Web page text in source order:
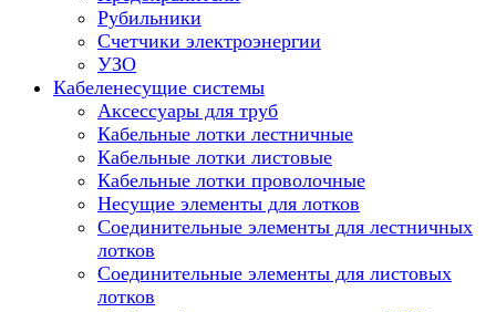
Рубильники
Счетчики электроэнергии
УЗО
Кабеленесущие системы
Аксессуары для труб
Кабельные лотки лестничные
Кабельные лотки листовые
Кабельные лотки проволочные
Несущие элементы для лотков
Соединительные элементы для лестничных
лотков
Соединительные элементы для листовых
лотков